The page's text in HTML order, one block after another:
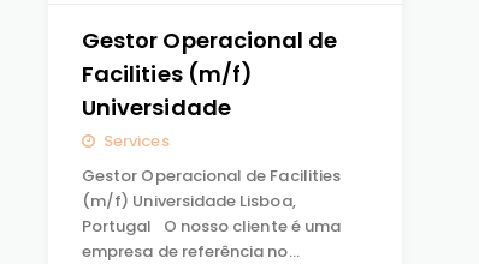
Gestor Operacional de
Facilities (m/f)
Universidade
Services
Gestor Operacional de Facilities
(m/f) Universidade Lisboa,
Portugal O nosso cliente é uma
empresa de referência no…